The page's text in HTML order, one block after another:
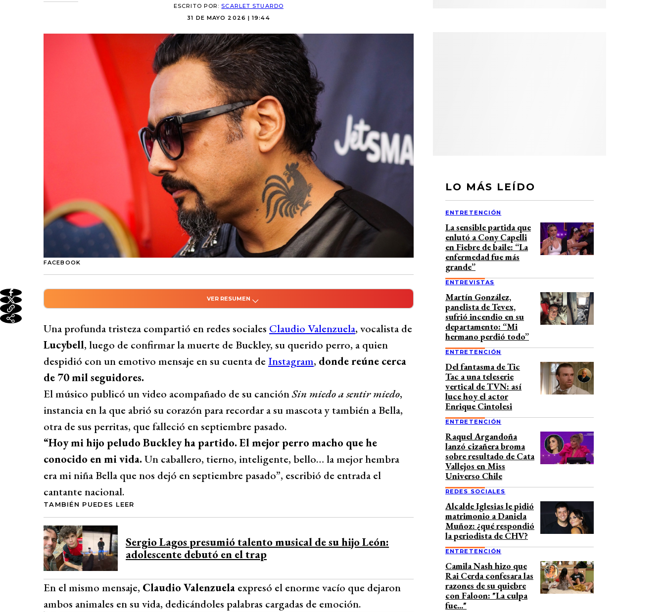
ESCRITO POR:SCARLET STUARDO
31 DE MAYO 2026 | 19:44
FACEBOOK
VER RESUMEN
El vocalista de Lucybell, Claudio Valenzuela, lamenta en redes sociales la muerte de su
perro Buckley, a quien dedicó un emotivo mensaje en Instagram, recordando también
a su perrita Bella, fallecida en septiembre pasado. Valenzuela expresó su profunda
tristeza por la partida de ambos animales, pero se consuela con la esperanza de
reencontrarse con ellos algún día. Sus seguidores le enviaron mensajes de apoyo y
condolencias. Valenzuela es reconocido por su trabajo con Lucybell y su carrera
solista, manteniendo presencia activa en redes sociales.
Desarrollado por Bío Bío Comunicaciones
Una profunda tristeza compartió en redes sociales Claudio Valenzuela, vocalista de
Lucybell, luego de confirmar la muerte de Buckley, su querido perro, a quien
despidió con un emotivo mensaje en su cuenta de Instagram, donde reúne cerca
de 70 mil seguidores.
El músico publicó un video acompañado de su canciónSin miedo a sentir miedo,
instancia en la que abrió su corazón para recordar a su mascota y también a Bella,
otra de sus perritas, que falleció en septiembre pasado.
“Hoy mi hijo peludo Buckley ha partido. El mejor perro macho que he
conocido en mi vida. Un caballero, tierno, inteligente, bello… la mejor hembra
era mi niña Bella que nos dejó en septiembre pasado”, escribió de entrada el
cantante nacional.
TAMBIÉN PUEDES LEER
Sergio Lagos presumió talento musical de su hijo León:
adolescente debutó en el trap
En el mismo mensaje, Claudio Valenzuela expresó el enorme vacío que dejaron
ambos animales en su vida, dedicándoles palabras cargadas de emoción.
LO MÁS LEÍDO
ENTRETENCIÓN
La sensible partida que
enlutó a Cony Capelli
en Fiebre de baile: “La
enfermedad fue más
grande”
ENTREVISTAS
Martín González,
panelista de Tevex,
sufrió incendio en su
departamento: “Mi
hermano perdió todo”
ENTRETENCIÓN
Del fantasma de Tic
Tac a una teleserie
vertical de TVN: así
luce hoy el actor
Enrique Cintolesi
ENTRETENCIÓN
Raquel Argandoña
lanzó cizañera broma
sobre resultado de Cata
Vallejos en Miss
Universo Chile
REDES SOCIALES
Alcalde Iglesias le pidió
matrimonio a Daniela
Muñoz: ¿qué respondió
la periodista de CHV?
ENTRETENCIÓN
Camila Nash hizo que
Rai Cerda confesara las
razones de su quiebre
con Faloon: "La culpa
fue..."